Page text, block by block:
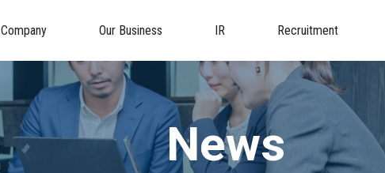
Company Our Business IR Recruitment
News